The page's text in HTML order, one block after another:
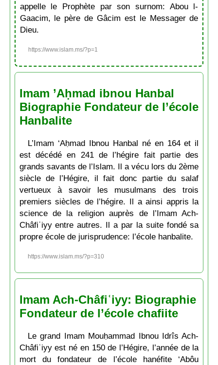
appelle le Prophète par son surnom: Abou l-
Gaacim, le père de Gâcim est le Messager de
Dieu.
https://www.islam.ms/?p=1
Imam ’Aḥmad ibnou Hanbal
Biographie Fondateur de l’école
Hanbalite
L’Imam ‘Aḥmad Ibnou Hanbal né en 164 et il
est décédé en 241 de l’hégire fait partie des
grands savants de l’Islam. Il a vécu lors du 2ème
siècle de l’Hégire, il fait donc partie du salaf
vertueux à savoir les musulmans des trois
premiers siècles de l’hégire. Il a ainsi appris la
science de la religion auprès de l’Imam Ach-
Châfiʿiyy entre autres. Il a par la suite fondé sa
propre école de jurisprudence: l’école hanbalite.
https://www.islam.ms/?p=310
Imam Ach-Châfiʿiyy: Biographie
Fondateur de l’école chafiite
Le grand Imam Mouḥammad Ibnou Idrîs Ach-
Châfiʿiyy est né en 150 de l’Hégire, l’année de la
mort du fondateur de l’école hanéfite ‘Abôu